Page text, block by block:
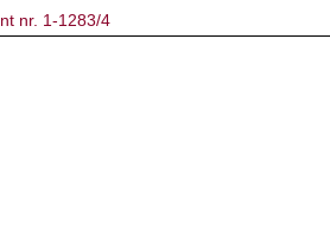
nr. 1-1283/4